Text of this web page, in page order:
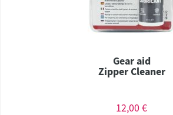
Gear aid
Zipper Cleaner
12,00 €